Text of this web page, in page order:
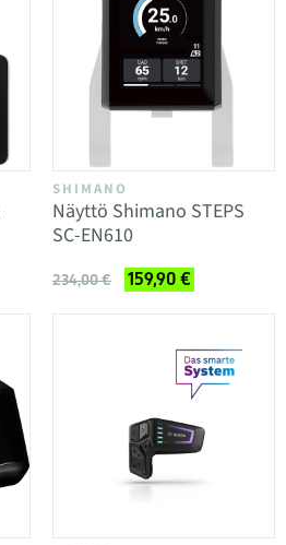
SHIMANO
Näyttö Shimano STEPS
SC-EN610
234,00 € 159,90 €